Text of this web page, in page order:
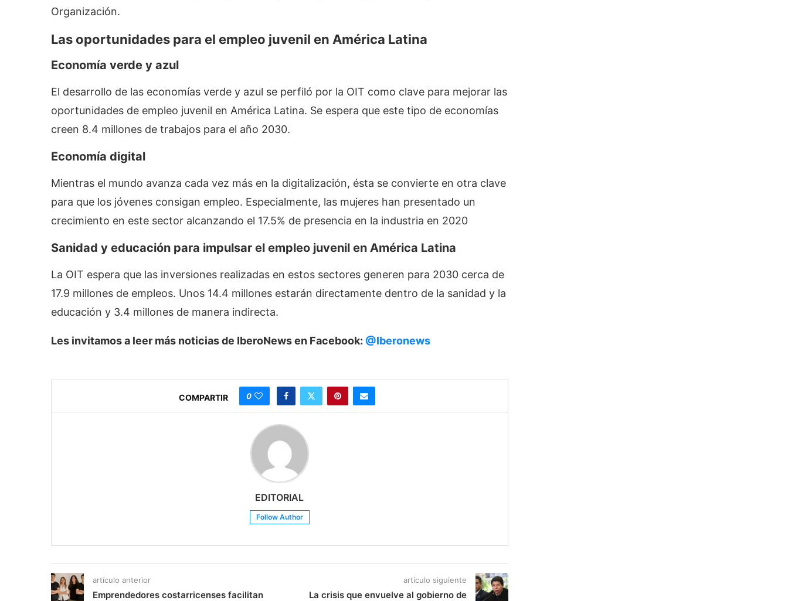
Organización.
Las oportunidades para el empleo juvenil en América Latina
Economía verde y azul
El desarrollo de las economías verde y azul se perfiló por la OIT como clave para mejorar las
oportunidades de empleo juvenil en América Latina. Se espera que este tipo de economías
creen 8.4 millones de trabajos para el año 2030.
Economía digital
Mientras el mundo avanza cada vez más en la digitalización, ésta se convierte en otra clave
para que los jóvenes consigan empleo. Especialmente, las mujeres han presentado un
crecimiento en este sector alcanzando el 17.5% de presencia en la industria en 2020
Sanidad y educación para impulsar el empleo juvenil en América Latina
La OIT espera que las inversiones realizadas en estos sectores generen para 2030 cerca de
17.9 millones de empleos. Unos 14.4 millones estarán directamente dentro de la sanidad y la
educación y 3.4 millones de manera indirecta.
Les invitamos a leer más noticias de IberoNews en Facebook: @Iberonews
COMPARTIR 0
EDITORIAL
Follow Author
artículo anterior
Emprendedores costarricenses facilitan
artículo siguiente
La crisis que envuelve al gobierno de